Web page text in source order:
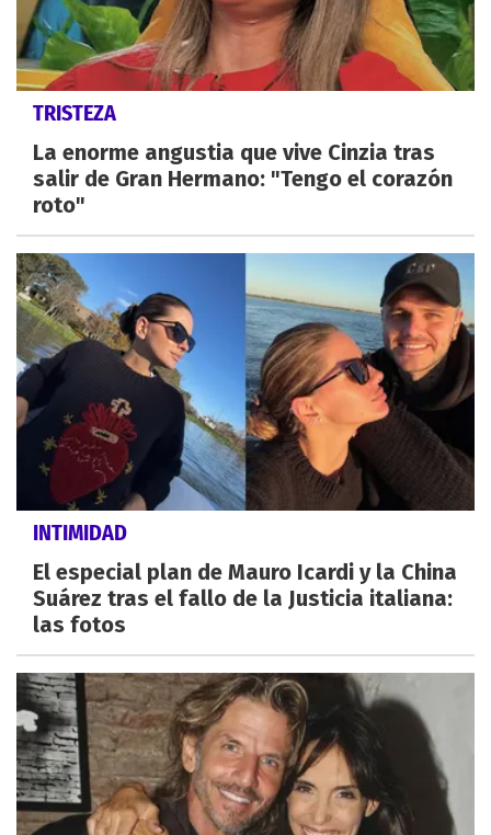
TRISTEZA
La enorme angustia que vive Cinzia tras
salir de Gran Hermano: "Tengo el corazón
roto"
INTIMIDAD
El especial plan de Mauro Icardi y la China
Suárez tras el fallo de la Justicia italiana:
las fotos